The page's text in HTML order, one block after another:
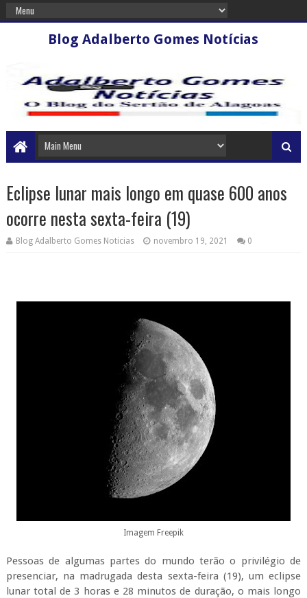
Blog Adalberto Gomes Notícias
Eclipse lunar mais longo em quase 600 anos
ocorre nesta sexta-feira (19)
Blog Adalberto Gomes Noticias novembro 19, 2021 0
Imagem Freepik
Pessoas de algumas partes do mundo terão o privilégio de
presenciar, na madrugada desta sexta-feira (19), um eclipse
lunar total de 3 horas e 28 minutos de duração, o mais longo